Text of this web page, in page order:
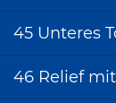
45 Unteres
46 Relief